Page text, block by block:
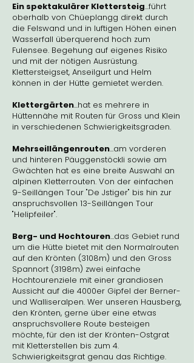
Ein spektakulärer Klettersteig...führt
oberhalb von Chüeplangg direkt durch
die Felswand und in luftigen Höhen einen
Wasserfall überquerend hoch zum
Fulensee. Begehung auf eigenes Risiko
und mit der nötigen Ausrüstung.
Klettersteigset, Anseilgurt und Helm
können in der Hütte gemietet werden.
Klettergärten...hat es mehrere in
Hüttennähe mit Routen für Gross und Klein
in verschiedenen Schwierigkeitsgraden.
Mehrseillängenrouten...am vorderen
und hinteren Päuggenstöckli sowie am
Gwächten hat es eine breite Auswahl an
alpinen Kletterrouten. Von der einfachen
9-Seillängen Tour "De Jstiger" bis hin zur
anspruchsvollen 13-Seillängen Tour
"Helipfeiler".
Berg- und Hochtouren...das Gebiet rund
um die Hütte bietet mit den Normalrouten
auf den Krönten (3108m) und den Gross
Spannort (3198m) zwei einfache
Hochtourenziele mit einer grandiosen
Aussicht auf die 4000er Gipfel der Berner-
und Walliseralpen. Wer unseren Hausberg,
den Krönten, gerne über eine etwas
anspruchsvollere Route besteigen
möchte, für den ist der Krönten-Ostgrat
mit Kletterstellen bis zum 4.
Schwierigkeitsgrat genau das Richtige.